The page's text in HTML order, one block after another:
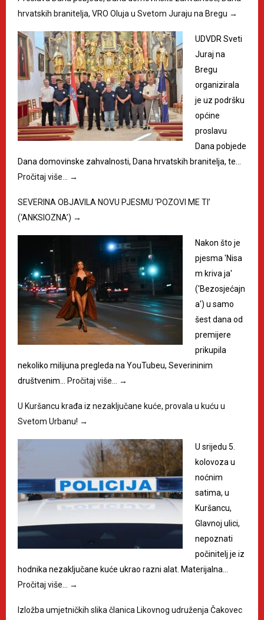
hrvatskih branitelja, VRO Oluja u Svetom Juraju na Bregu →
UDVDR Sveti
Juraj na
Bregu
organizirala
je uz podršku
općine
proslavu
Dana pobjede
Dana domovinske zahvalnosti, Dana hrvatskih branitelja, te…
Pročitaj više… →
SEVERINA OBJAVILA NOVU PJESMU ‘POZOVI ME TI’
(‘ANKSIOZNA’) →
Nakon što je
pjesma 'Nisa
m kriva ja'
('Bezosjećajn
a') u samo
šest dana od
premijere
prikupila
nekoliko milijuna pregleda na YouTubeu, Severininim
društvenim… Pročitaj više… →
U Kuršancu krađa iz nezaključane kuće, provala u kuću u
Svetom Urbanu! →
U srijedu 5.
kolovoza u
noćnim
satima, u
Kuršancu,
Glavnoj ulici,
nepoznati
počinitelj je iz
hodnika nezaključane kuće ukrao razni alat. Materijalna…
Pročitaj više… →
Izložba umjetničkih slika članica Likovnog udruženja Čakovec